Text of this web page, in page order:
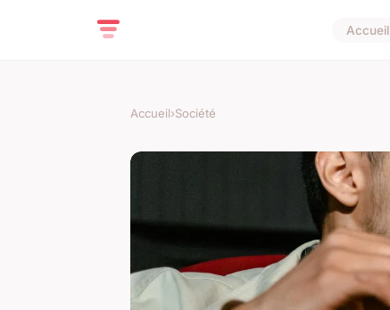
Accueil
Accueil›Société